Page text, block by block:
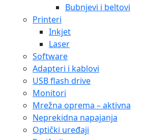
Bubnjevi i beltovi
Printeri
Inkjet
Laser
Software
Adapteri i kablovi
USB flash drive
Monitori
Mrežna oprema – aktivna
Neprekidna napajanja
Optički uređaji